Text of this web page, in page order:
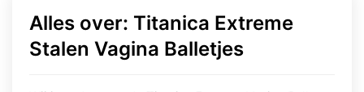
Alles over: Titanica Extreme
Stalen Vagina Balletjes